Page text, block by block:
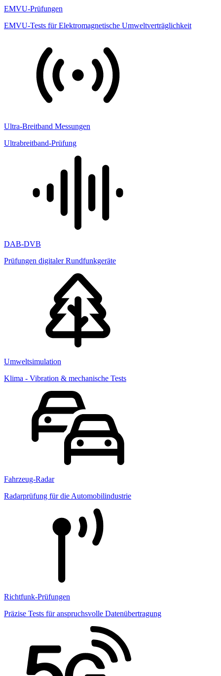
EMVU-Prüfungen
EMVU-Tests für Elektromagnetische Umweltverträglichkeit
Ultra-Breitband Messungen
Ultrabreitband-Prüfung
DAB-DVB
Prüfungen digitaler Rundfunkgeräte
Umweltsimulation
Klima - Vibration & mechanische Tests
Fahrzeug-Radar
Radarprüfung für die Automobilindustrie
Richtfunk-Prüfungen
Präzise Tests für anspruchsvolle Datenübertragung